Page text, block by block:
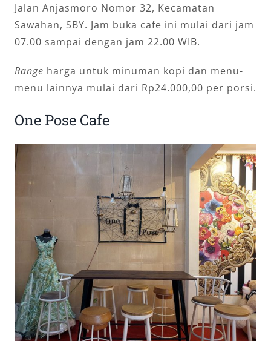
Jalan Anjasmoro Nomor 32, Kecamatan
Sawahan, SBY. Jam buka cafe ini mulai dari jam
07.00 sampai dengan jam 22.00 WIB.
Range harga untuk minuman kopi dan menu-
menu lainnya mulai dari Rp24.000,00 per porsi.
One Pose Cafe